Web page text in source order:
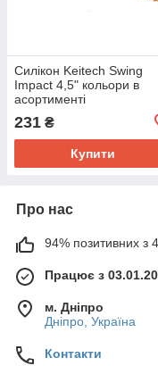
Силікон Keitech Swing
Impact 4,5" кольори в
асортименті
231 ₴
Купити
Про нас
94% позитивних з
Працює з
м. Дніпро
Дніпро, Україна
Контакти